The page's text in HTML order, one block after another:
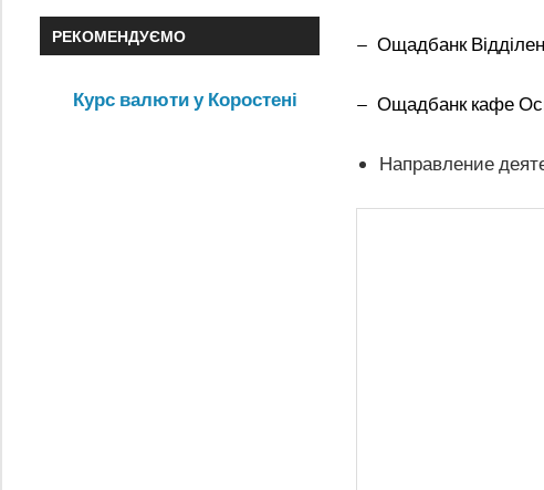
– Ощадбанк
– Ощадбанк кафе
Направление
РЕКОМЕНДУЄМО
Курс валюти у Коростені